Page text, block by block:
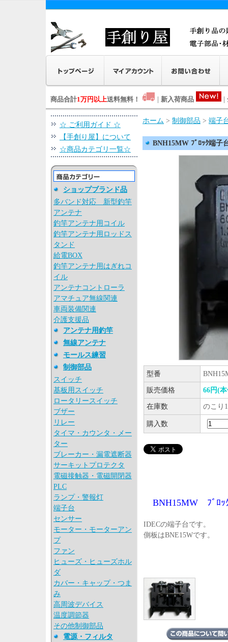
商品合計1万円以上送料無料！ 新入荷商品
☆ ご利用ガイド ☆
【手創り屋】について
☆商品カテゴリ一覧☆
ショップブランド品
多バンド対応 新型釣竿
アンテナ
釣竿アンテナ用コイル
釣竿アンテナ用ロッドス
タンド
給電BOX
釣竿アンテナ用はぎれコ
イル
アンテナコントローラ
アマチュア無線関連
車両装備関連
介護支援品
アンテナ用釣竿
無線アンテナ
モールス練習
制御部品
スイッチ
基板用スイッチ
ロータリースイッチ
ブザー
リレー
タイマ・カウンタ・メー
ター
ブレーカー・漏電遮断器
サーキットプロテクタ
電磁接触器・電磁開閉器
PLC
ランプ・警報灯
端子台
センサー
モーター・モーターアン
プ
ファン
ヒューズ・ヒューズホル
ダ
カバー・キャップ・つま
み
高周波デバイス
温度調節器
その他制御部品
電源・フィルタ
ホーム > 制御部品 > 端子
BNH15MW ﾌﾞﾛｯｸ端
型番
販売価格 66円(
在庫数 のこり
購入数
BNH15MW ﾌﾞﾛ
IDECの端子台です。
側板はBNE15Wです。